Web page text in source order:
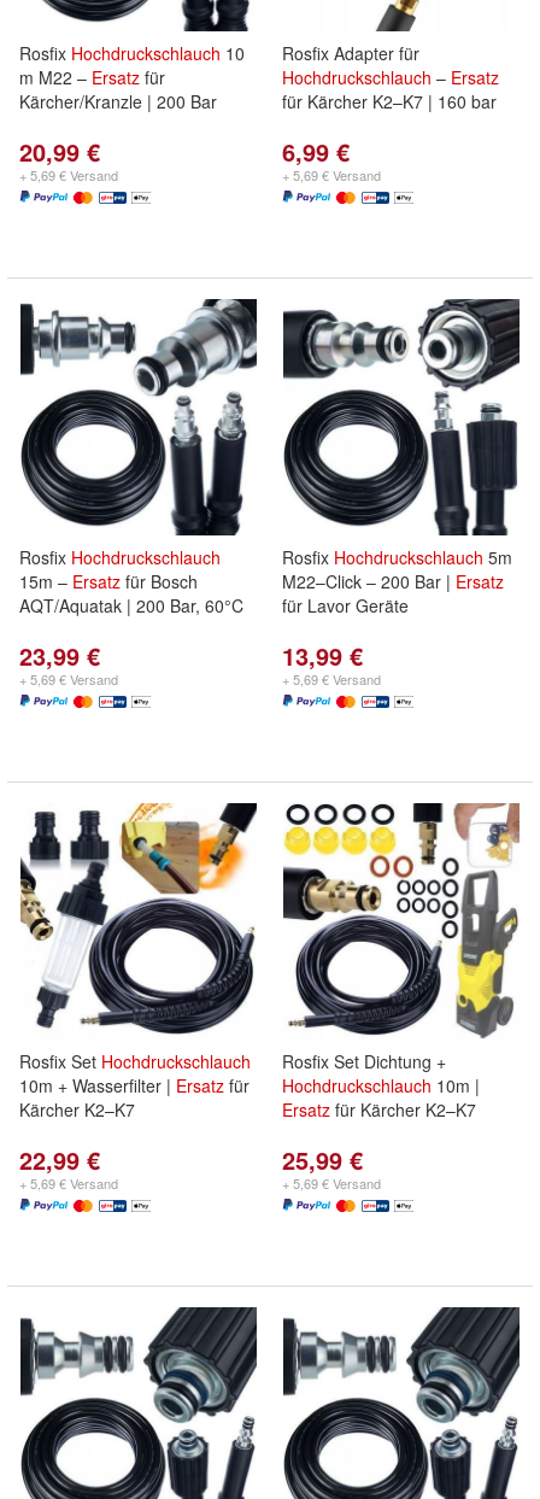
Rosfix Hochdruckschlauch 10
m M22 – Ersatz für
Kärcher/Kranzle | 200 Bar
20,99 €
+ 5,69 € Versand
Rosfix Adapter für
Hochdruckschlauch – Ersatz
für Kärcher K2–K7 | 160 bar
6,99 €
+ 5,69 € Versand
Rosfix Hochdruckschlauch
15m – Ersatz für Bosch
AQT/Aquatak | 200 Bar, 60°C
23,99 €
+ 5,69 € Versand
Rosfix Hochdruckschlauch 5m
M22–Click – 200 Bar | Ersatz
für Lavor Geräte
13,99 €
+ 5,69 € Versand
Rosfix Set Hochdruckschlauch
10m + Wasserfilter | Ersatz für
Kärcher K2–K7
22,99 €
+ 5,69 € Versand
Rosfix Set Dichtung +
Hochdruckschlauch 10m |
Ersatz für Kärcher K2–K7
25,99 €
+ 5,69 € Versand